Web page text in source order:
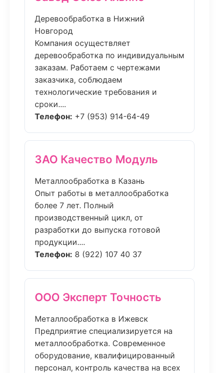
Деревообработка в Нижний
Новгород
Компания осуществляет
деревообработка по индивидуальным
заказам. Работаем с чертежами
заказчика, соблюдаем
технологические требования и
сроки....
Телефон: +7 (953) 914-64-49
ЗАО Качество Модуль
Металлообработка в Казань
Опыт работы в металлообработка
более 7 лет. Полный
производственный цикл, от
разработки до выпуска готовой
продукции....
Телефон: 8 (922) 107 40 37
ООО Эксперт Точность
Металлообработка в Ижевск
Предприятие специализируется на
металлообработка. Современное
оборудование, квалифицированный
персонал, контроль качества на всех